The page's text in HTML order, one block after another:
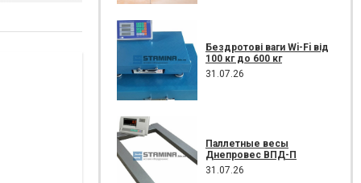
Бездротові ваги Wi-Fi від
100 кг до 600 кг
31.07.26
Паллетные весы
Днепровес ВПД-П
31.07.26